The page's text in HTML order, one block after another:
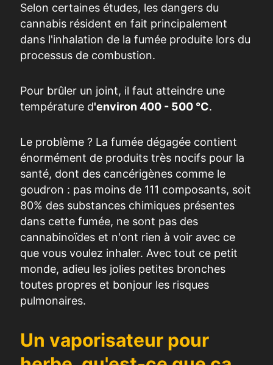
Selon certaines études, les dangers du
cannabis résident en fait principalement
dans l'inhalation de la fumée produite lors du
processus de combustion.
Pour brûler un joint, il faut atteindre une
température d'environ 400 - 500 °C.
Le problème ? La fumée dégagée contient
énormément de produits très nocifs pour la
santé, dont des cancérigènes comme le
goudron : pas moins de 111 composants, soit
80% des substances chimiques présentes
dans cette fumée, ne sont pas des
cannabinoïdes et n'ont rien à voir avec ce
que vous voulez inhaler. Avec tout ce petit
monde, adieu les jolies petites bronches
toutes propres et bonjour les risques
pulmonaires.
Un vaporisateur pour